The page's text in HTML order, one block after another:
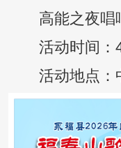
高能之夜唱
活动时间：4
活动地点：